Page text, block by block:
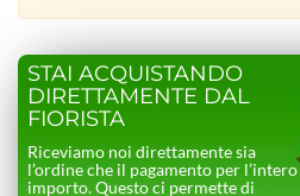
STAI ACQUISTANDO
DIRETTAMENTE DAL
FIORISTA
Riceviamo noi direttamente sia
l’ordine che il pagamento per l’intero
importo. Questo ci permette di